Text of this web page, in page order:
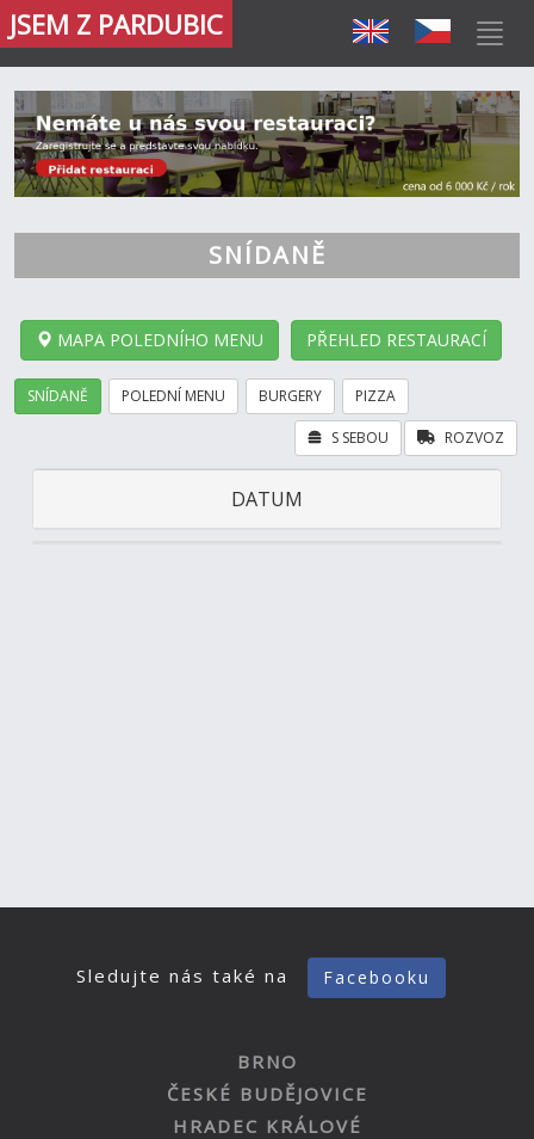
JSEM Z PARDUBIC
SNÍDANĚ
MAPA POLEDNÍHO MENU PŘEHLED RESTAURACÍ
SNÍDANĚ POLEDNÍ MENU BURGERY PIZZA
ROZVOZ
S SEBOU
DATUM
Sledujte nás také na Facebooku
BRNO
ČESKÉ BUDĚJOVICE
HRADEC KRÁLOVÉ